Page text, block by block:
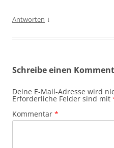
Antworten ↓
Schreibe einen
Deine E-Mail-Adresse wird
Erforderliche Felder sind mit
Kommentar *